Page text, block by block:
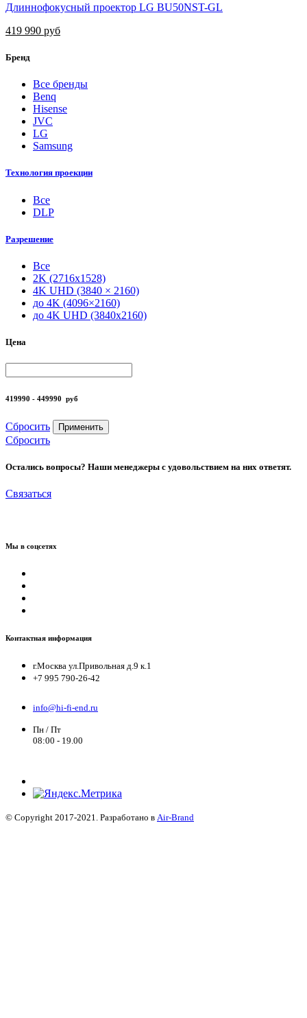
Длиннофокусный проектор LG BU50NST-GL
419 990 руб
Бренд
Все бренды
Benq
Hisense
JVC
LG
Samsung
Технология проекции
Все
DLP
Разрешение
Все
2K (2716x1528)
4K UHD (3840 × 2160)
до 4K (4096×2160)
до 4K UHD (3840x2160)
Цена
419990 - 449990 руб
Сбросить Применить
Сбросить
Остались вопросы? Наши менеджеры с удовольствием на них ответят.
Связаться
Мы в соцсетях
Контактная информация
г.Москва ул.Привольная д.9 к.1
+7 995 790-26-42
info@hi-fi-end.ru
Пн / Пт
08:00 - 19.00
© Copyright 2017-2021. Разработано в Air-Brand